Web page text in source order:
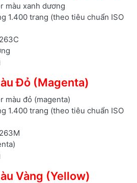
màu xanh dương
1.400 trang (theo tiêu chuẩn ISO
Đỏ (Magenta)
màu đỏ (magenta)
1.400 trang (theo tiêu chuẩn ISO
Vàng (Yellow)